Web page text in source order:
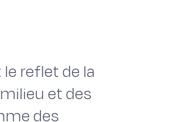
reflet de la
et des
des